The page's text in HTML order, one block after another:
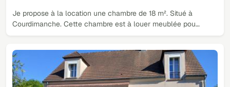
Je propose à la location une chambre de 18 m². Situé à
Courdimanche. Cette chambre est à louer meublée pou…